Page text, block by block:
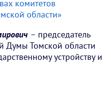
комитетов
области»
– председатель
Думы Томской области
устройству и